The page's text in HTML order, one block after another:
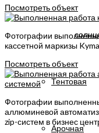
Тентовая
Арочная
Посмотреть объект
Фотографии
кассетной маркизы
Посмотреть объект
Фотографии
аллюминевой
zip-систем в бизнес